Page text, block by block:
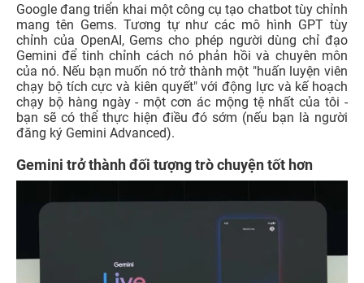
Google đang triển khai một công cụ tạo chatbot tùy chỉnh
mang tên Gems. Tương tự như các mô hình GPT tùy
chỉnh của OpenAI, Gems cho phép người dùng chỉ đạo
Gemini để tinh chỉnh cách nó phản hồi và chuyên môn
của nó. Nếu bạn muốn nó trở thành một "huấn luyện viên
chạy bộ tích cực và kiên quyết" với động lực và kế hoạch
chạy bộ hàng ngày - một cơn ác mộng tệ nhất của tôi -
bạn sẽ có thể thực hiện điều đó sớm (nếu bạn là người
đăng ký Gemini Advanced).
Gemini trở thành đối tượng trò chuyện tốt hơn